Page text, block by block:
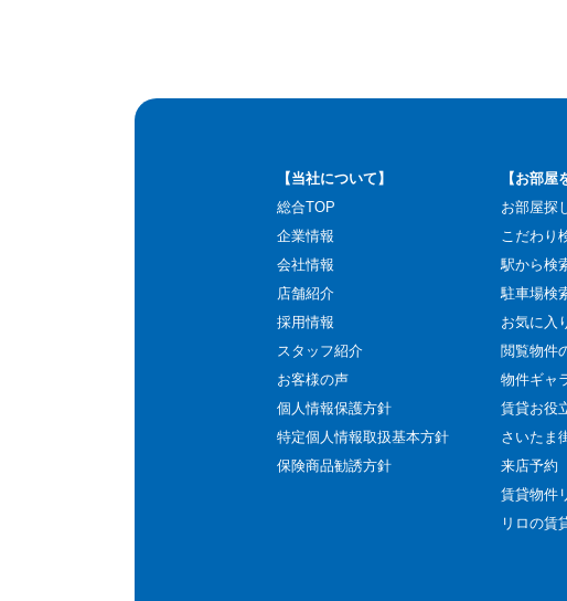
【当社について】
総合TOP
企業情報
会社情報
店舗紹介
採用情報
スタッフ紹介
お客様の声
個人情報保護方針
特定個人情報取扱基本方針
保険商品勧誘方針
【お部屋
お部屋探
こだわり
駅から検
駐車場検
お気に入
閲覧物件
物件ギャ
賃貸お役
さいたま
来店予約
賃貸物件
リロの賃